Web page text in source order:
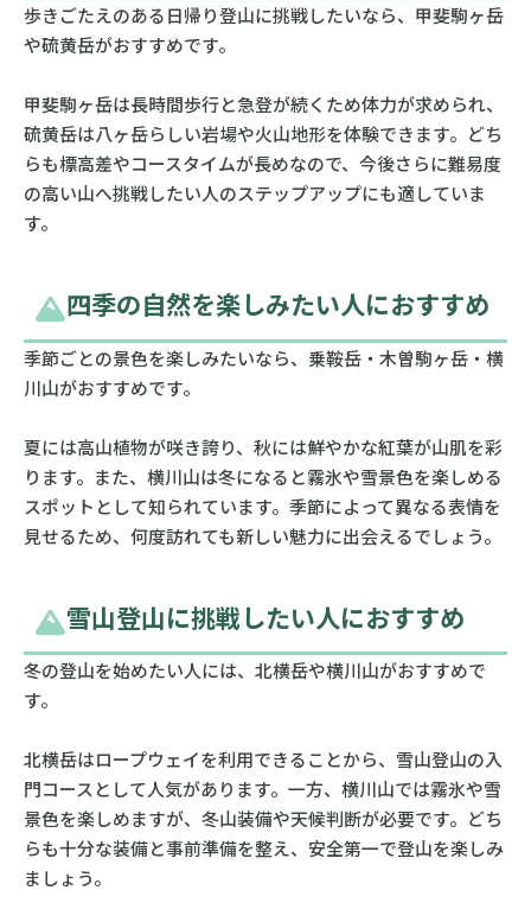
歩きごたえのある日帰り登山に挑戦したいなら、甲斐駒ヶ岳
や硫黄岳がおすすめです。
甲斐駒ヶ岳は長時間歩行と急登が続くため体力が求められ、
硫黄岳は八ヶ岳らしい岩場や火山地形を体験できます。どち
らも標高差やコースタイムが長めなので、今後さらに難易度
の高い山へ挑戦したい人のステップアップにも適していま
す。
四季の自然を楽しみたい人におすすめ
季節ごとの景色を楽しみたいなら、乗鞍岳・木曽駒ヶ岳・横
川山がおすすめです。
夏には高山植物が咲き誇り、秋には鮮やかな紅葉が山肌を彩
ります。また、横川山は冬になると霧氷や雪景色を楽しめる
スポットとして知られています。季節によって異なる表情を
見せるため、何度訪れても新しい魅力に出会えるでしょう。
雪山登山に挑戦したい人におすすめ
冬の登山を始めたい人には、北横岳や横川山がおすすめで
す。
北横岳はロープウェイを利用できることから、雪山登山の入
門コースとして人気があります。一方、横川山では霧氷や雪
景色を楽しめますが、冬山装備や天候判断が必要です。どち
らも十分な装備と事前準備を整え、安全第一で登山を楽しみ
ましょう。